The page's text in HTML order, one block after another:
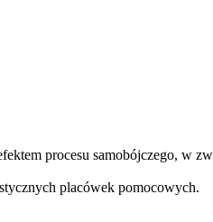
procesu samobójczego, w
placówek pomocowych.